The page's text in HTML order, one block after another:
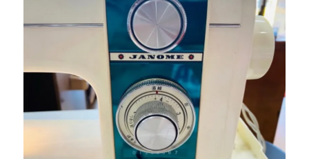
テ
ー
ミ
シ
ン
を
下
し